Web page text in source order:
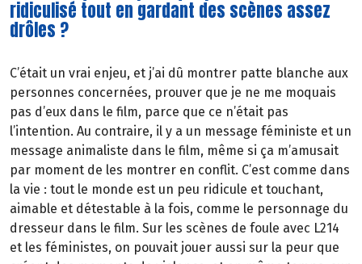
ridiculisé tout en gardant des scènes assez
drôles ?
C’était un vrai enjeu, et j’ai dû montrer patte blanche aux
personnes concernées, prouver que je ne me moquais
pas d’eux dans le film, parce que ce n’était pas
l’intention. Au contraire, il y a un message féministe et un
message animaliste dans le film, même si ça m’amusait
par moment de les montrer en conflit. C’est comme dans
la vie : tout le monde est un peu ridicule et touchant,
aimable et détestable à la fois, comme le personnage du
dresseur dans le film. Sur les scènes de foule avec L214
et les féministes, on pouvait jouer aussi sur la peur que